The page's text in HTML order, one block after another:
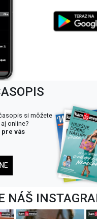
si môžete
online?
pre vás
NÁŠ